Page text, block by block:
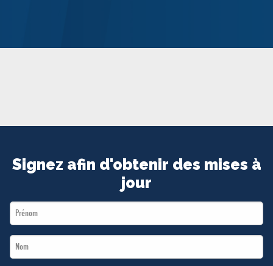
ADHÉREZ
Signez afin d'obtenir des mises à
jour
First
Name
Last
Name